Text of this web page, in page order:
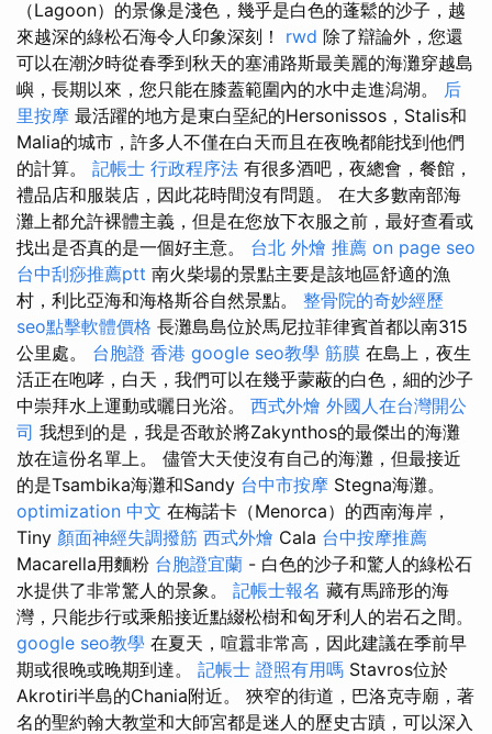
（Lagoon）的景像是淺色，幾乎是白色的蓬鬆的沙子，越
來越深的綠松石海令人印象深刻！ rwd 除了辯論外，您還
可以在潮汐時從春季到秋天的塞浦路斯最美麗的海灘穿越島
嶼，長期以來，您只能在膝蓋範圍內的水中走進潟湖。 后
里按摩 最活躍的地方是東白堊紀的Hersonissos，Stalis和
Malia的城市，許多人不僅在白天而且在夜晚都能找到他們
的計算。 記帳士 行政程序法 有很多酒吧，夜總會，餐館，
禮品店和服裝店，因此花時間沒有問題。 在大多數南部海
灘上都允許裸體主義，但是在您放下衣服之前，最好查看或
找出是否真的是一個好主意。 台北 外燴 推薦 on page seo
台中刮痧推薦ptt 南火柴場的景點主要是該地區舒適的漁
村，利比亞海和海格斯谷自然景點。 整骨院的奇妙經歷
seo點擊軟體價格 長灘島島位於馬尼拉菲律賓首都以南315
公里處。 台胞證 香港 google seo教學 筋膜 在島上，夜生
活正在咆哮，白天，我們可以在幾乎蒙蔽的白色，細的沙子
中崇拜水上運動或曬日光浴。 西式外燴 外國人在台灣開公
司 我想到的是，我是否敢於將Zakynthos的最傑出的海灘
放在這份名單上。 儘管大天使沒有自己的海灘，但最接近
的是Tsambika海灘和Sandy 台中市按摩 Stegna海灘。
optimization 中文 在梅諾卡（Menorca）的西南海岸，
Tiny 顏面神經失調撥筋 西式外燴 Cala 台中按摩推薦
Macarella用麵粉 台胞證宜蘭 - 白色的沙子和驚人的綠松石
水提供了非常驚人的景象。 記帳士報名 藏有馬蹄形的海
灣，只能步行或乘船接近點綴松樹和匈牙利人的岩石之間。
google seo教學 在夏天，喧囂非常高，因此建議在季前早
期或很晚或晚期到達。 記帳士 證照有用嗎 Stavros位於
Akrotiri半島的Chania附近。 狹窄的街道，巴洛克寺廟，著
名的聖約翰大教堂和大師宮都是迷人的歷史古蹟，可以深入